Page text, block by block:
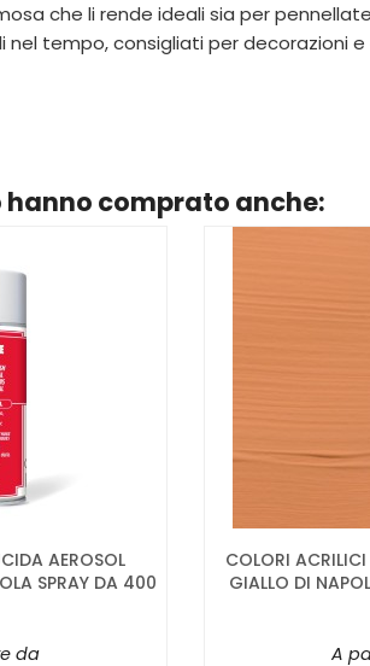
che li rende ideali sia per
tempo, consigliati per decorazioni
comprato anche:
AEROSOL
SPRAY DA 400
da
COLORI ACRILICI
GIALLO DI
A